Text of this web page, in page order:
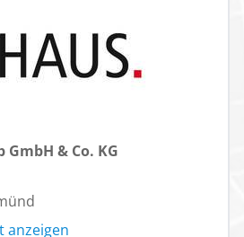
GmbH & Co. KG
anzeigen